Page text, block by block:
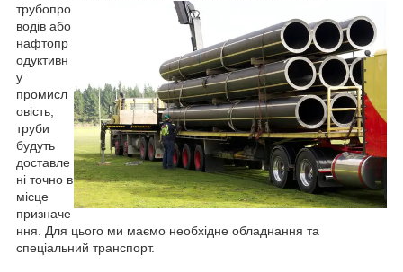
трубопро
водів або
нафтопр
одуктивн
у
промисл
овість,
труби
будуть
доставле
ні точно в
місце
призначе
ння. Для цього ми маємо необхідне обладнання та
спеціальний транспорт.